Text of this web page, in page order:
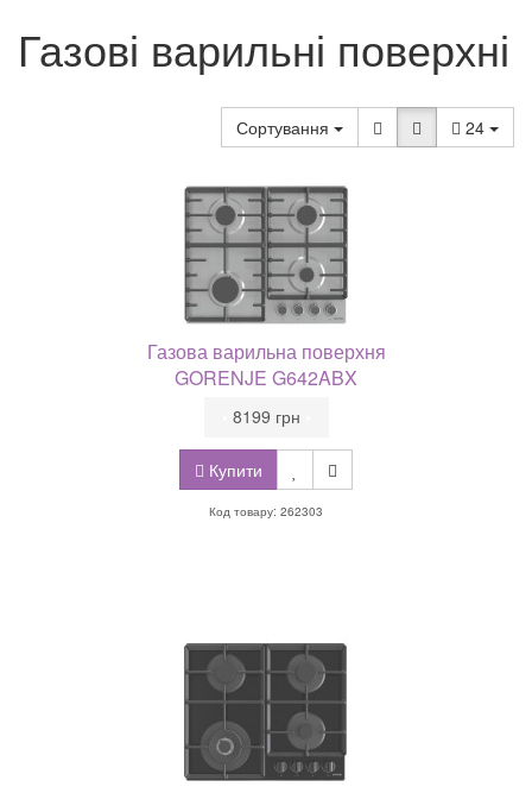
Газові варильні поверхні
Сортування 24
Газова варильна поверхня
GORENJE G642ABX
Купити
8199 грн
Код товару: 262303